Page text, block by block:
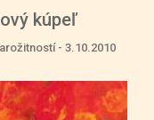
kúpeľ
- 3.10.2010